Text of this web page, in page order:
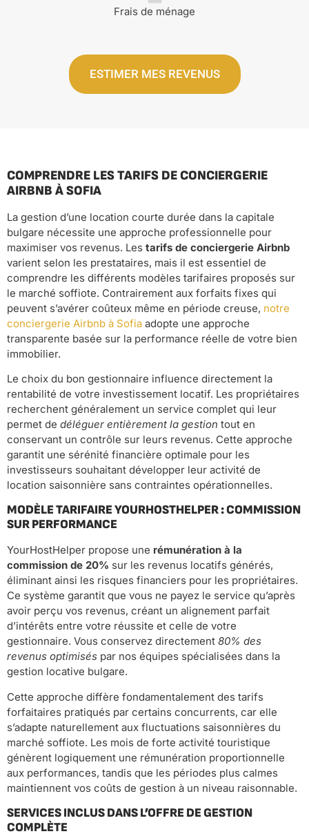
Frais de ménage
ESTIMER MES REVENUS
COMPRENDRE LES TARIFS DE CONCIERGERIE
AIRBNB À SOFIA
La gestion d’une location courte durée dans la capitale
bulgare nécessite une approche professionnelle pour
maximiser vos revenus. Les tarifs de conciergerie Airbnb
varient selon les prestataires, mais il est essentiel de
comprendre les différents modèles tarifaires proposés sur
le marché soffiote. Contrairement aux forfaits fixes qui
peuvent s’avérer coûteux même en période creuse, notre
conciergerie Airbnb à Sofia adopte une approche
transparente basée sur la performance réelle de votre bien
immobilier.
Le choix du bon gestionnaire influence directement la
rentabilité de votre investissement locatif. Les propriétaires
recherchent généralement un service complet qui leur
permet de déléguer entièrement la gestion tout en
conservant un contrôle sur leurs revenus. Cette approche
garantit une sérénité financière optimale pour les
investisseurs souhaitant développer leur activité de
location saisonnière sans contraintes opérationnelles.
MODÈLE TARIFAIRE YOURHOSTHELPER : COMMISSION
SUR PERFORMANCE
YourHostHelper propose une rémunération à la
commission de 20% sur les revenus locatifs générés,
éliminant ainsi les risques financiers pour les propriétaires.
Ce système garantit que vous ne payez le service qu’après
avoir perçu vos revenus, créant un alignement parfait
d’intérêts entre votre réussite et celle de votre
gestionnaire. Vous conservez directement 80% des
revenus optimisés par nos équipes spécialisées dans la
gestion locative bulgare.
Cette approche diffère fondamentalement des tarifs
forfaitaires pratiqués par certains concurrents, car elle
s’adapte naturellement aux fluctuations saisonnières du
marché soffiote. Les mois de forte activité touristique
génèrent logiquement une rémunération proportionnelle
aux performances, tandis que les périodes plus calmes
maintiennent vos coûts de gestion à un niveau raisonnable.
SERVICES INCLUS DANS L’OFFRE DE GESTION
COMPLÈTE